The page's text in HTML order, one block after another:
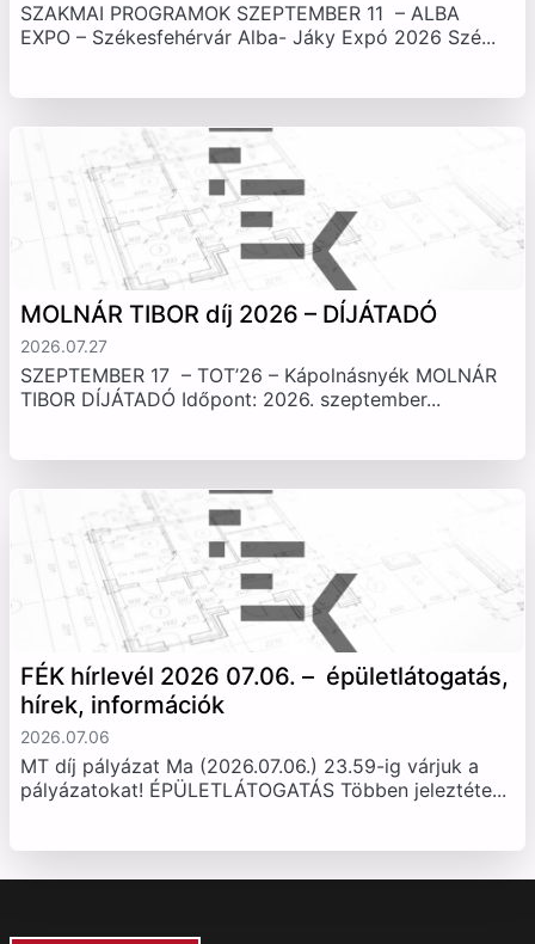
SZAKMAI PROGRAMOK SZEPTEMBER 11 – ALBA
EXPO – Székesfehérvár Alba- Jáky Expó 2026 Szé...
MOLNÁR TIBOR díj 2026 – DÍJÁTADÓ
2026.07.27
SZEPTEMBER 17 – TOT’26 – Kápolnásnyék MOLNÁR
TIBOR DÍJÁTADÓ Időpont: 2026. szeptember...
FÉK hírlevél 2026 07.06. – épületlátogatás,
hírek, információk
2026.07.06
MT díj pályázat Ma (2026.07.06.) 23.59-ig várjuk a
pályázatokat! ÉPÜLETLÁTOGATÁS Többen jeleztéte...